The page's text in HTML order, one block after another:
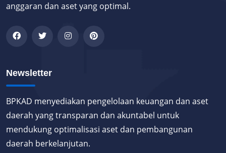
anggaran dan aset yang optimal.
Newsletter
BPKAD menyediakan pengelolaan keuangan dan aset
daerah yang transparan dan akuntabel untuk
mendukung optimalisasi aset dan pembangunan
daerah berkelanjutan.